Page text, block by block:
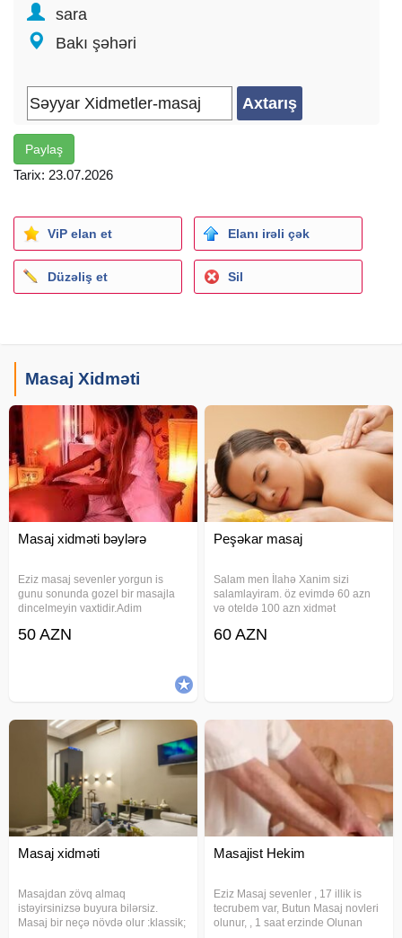
sara
Bakı şəhəri
Paylaş
Tarix: 23.07.2026
ViP elan et Elanı irəli çək
Düzəliş et Sil
Masaj Xidməti
Masaj xidməti bəylərə
Eziz masaj sevenler yorgun is
gunu sonunda gozel bir masajla
dincelmeyin vaxtidir.Adim
devet edirem. Masajdan sonra ise
50 AZN
Peşəkar masaj
Salam men İlahə Xanim sizi
salamlayiram. öz evimdə 60 azn
və oteldə 100 azn xidmət
edirəm. 100 faiz razı qalacağınız
60 AZN
Masaj xidməti
Masajdan zövq almaq
istəyirsinizsə buyura bilərsiz.
Masaj bir neçə növdə olur :klassik;
Masajist Hekim
Eziz Masaj sevenler , 17 illik is
tecrubem var, Butun Masaj novleri
olunur, , 1 saat erzinde Olunan